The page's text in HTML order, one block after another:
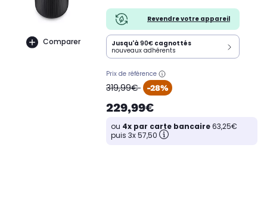
Comparer
Revendre votre appareil
Jusqu'à 90€ cagnottés
nouveaux adhérents
Prix de référence
oldPrice
319,99€ -28%
229,99€
ou 4x par carte bancaire63,25€
puis 3x 57,50